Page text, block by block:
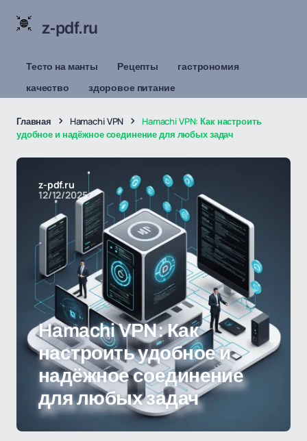
z-pdf.ru
Тесто на манты Рецепты
гастрономия
качество
здоровое питание
Главная Hamachi VPN
Hamachi VPN: Как настроить
удобное и надёжное соединение для любых задач
z-pdf.ru
12/12/2025
Hamachi VPN: Как
настроить удобное и
надёжное соединение
для любых задач